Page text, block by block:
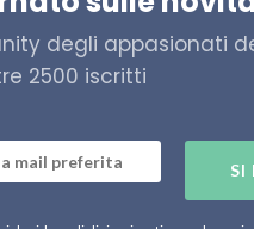
degli appasionati
2500 iscritti
SI